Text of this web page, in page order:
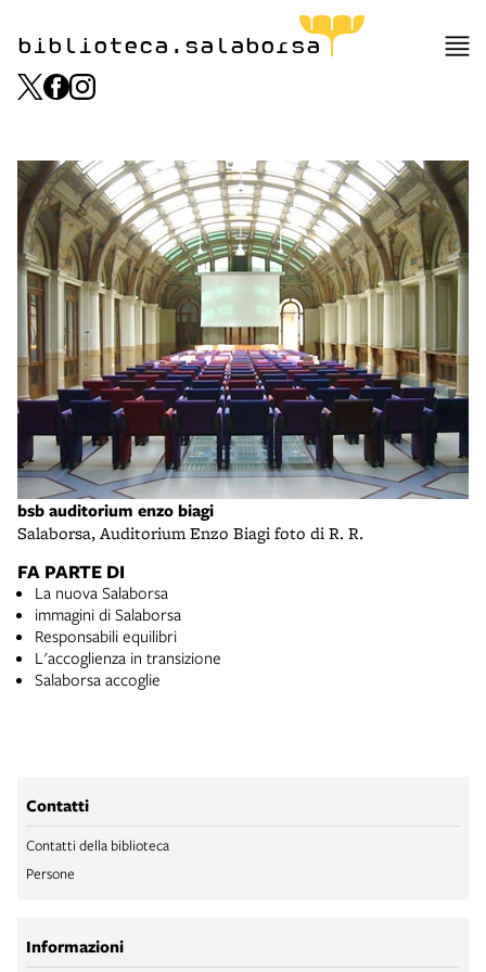
biblioteca.salaborsa
bsb auditorium enzo biagi
Salaborsa, Auditorium Enzo Biagi foto di R. R.
FA PARTE DI
La nuova Salaborsa
immagini di Salaborsa
Responsabili equilibri
L'accoglienza in transizione
Salaborsa accoglie
Contatti
Contatti della biblioteca
Persone
Informazioni